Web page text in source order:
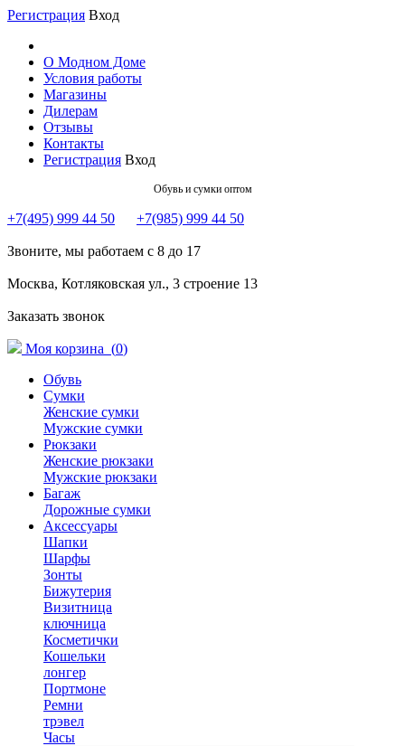
Регистрация Вход
О Модном Доме
Условия работы
Магазины
Дилерам
Отзывы
Контакты
Регистрация Вход
Обувь и сумки оптом
+7(495) 999 44 50 +7(985) 999 44 50
Звоните, мы работаем с 8 до 17
Москва, Котляковская ул., 3 строение 13
Заказать звонок
Моя корзина (0)
Обувь
Сумки
Женские сумки
Мужские сумки
Рюкзаки
Женские рюкзаки
Мужские рюкзаки
Багаж
Дорожные сумки
Аксессуары
Шапки
Шарфы
Зонты
Бижутерия
Визитница
ключница
Косметички
Кошельки
лонгер
Портмоне
Ремни
трэвел
Часы